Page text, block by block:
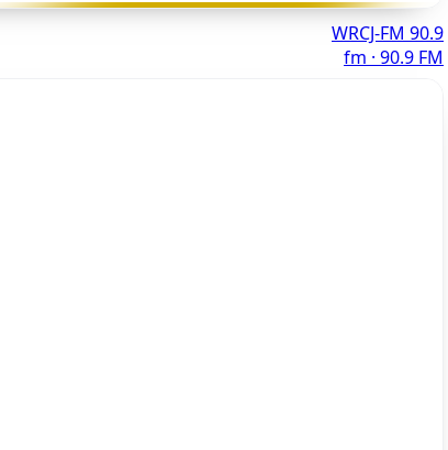
WRCJ-FM 90.9
fm · 90.9 FM